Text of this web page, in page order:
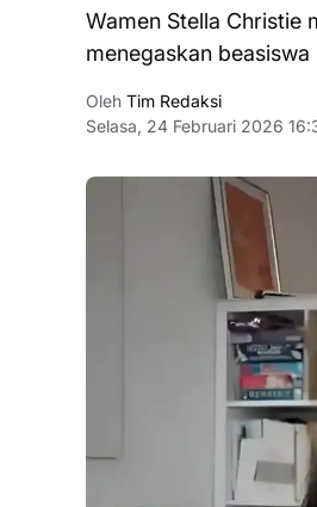
Wamen Stella Christie
menegaskan
Oleh Tim Redaksi
Selasa, 24 Februari 2026